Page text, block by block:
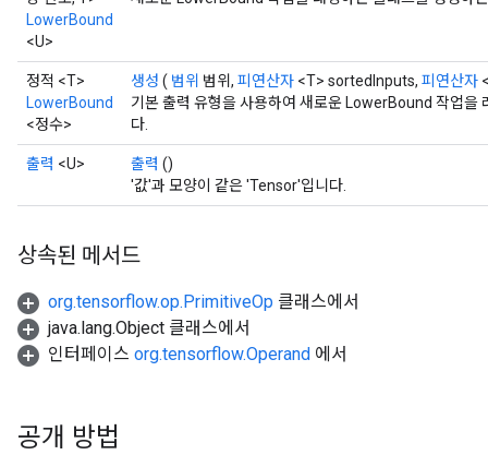
LowerBound
<U>
정적 <T>
LowerBound
<정수>
생성 ( 범위 범위, 피연산자 <T> sortedInputs, 피연산자
기본 출력 유형을 사용하여 새로운 LowerBound 작업을
다.
출력 <U> 출력 ()
'값'과 모양이 같은 'Tensor'입니다.
상속된 메서드
org.tensorflow.op.PrimitiveOp 클래스에서
java.lang.Object 클래스에서
인터페이스 org.tensorflow.Operand 에서
공개 방법